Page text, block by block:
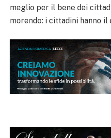
meglio per il bene dei
morendo: i cittadini hanno